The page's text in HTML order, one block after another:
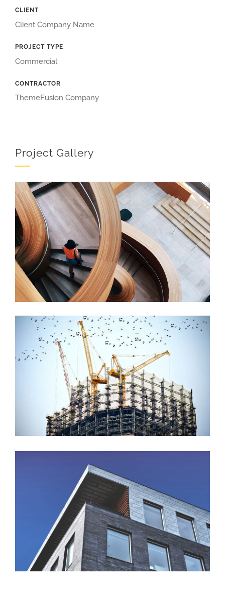
CLIENT
Client Company Name
PROJECT TYPE
Commercial
CONTRACTOR
ThemeFusion Company
Project Gallery